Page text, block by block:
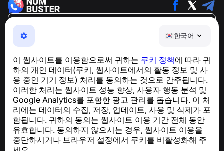
한국어
이 웹사이트를 이용함으로써 귀하는 쿠키 정책에 따라 귀
하의 개인 데이터(쿠키, 웹사이트에서의 활동 정보 및 사
용 중인 기기 정보) 처리를 동의하는 것으로 간주됩니다.
이러한 처리는 웹사이트 성능 향상, 사용자 행동 분석 및
Google Analytics를 포함한 광고 관리를 돕습니다. 이 처
리에는 데이터의 수집, 저장, 업데이트, 사용 및 삭제가 포
함됩니다. 귀하의 동의는 웹사이트 이용 기간 전체 동안
유효합니다. 동의하지 않으시는 경우, 웹사이트 이용을
중단하시거나 브라우저 설정에서 쿠키를 비활성화해 주
NumBuster © 2013—2026 ·
support@numbuster.com
하는 간편한 앱
GDPR 준수 관련 문의:support@numbuster.com
도움말 센터
뉴스 및 기사
프로젝트 소개
연락처